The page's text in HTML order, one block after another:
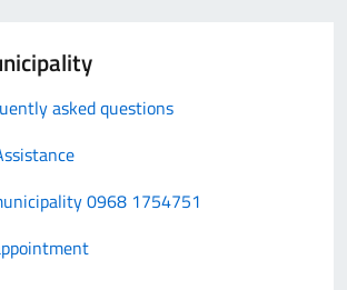
asked questions
0968 1754751